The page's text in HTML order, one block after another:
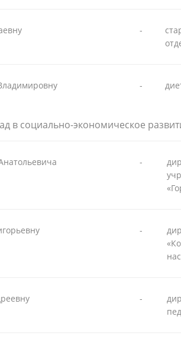
-
-
в социально-экономическое
-
-
-